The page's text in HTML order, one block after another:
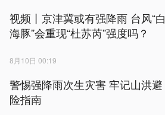
视频丨京津冀或有强降雨 台风“白
海豚”会重现“杜苏芮”强度吗？
8月10日 00:19
警惕强降雨次生灾害 牢记山洪避
险指南